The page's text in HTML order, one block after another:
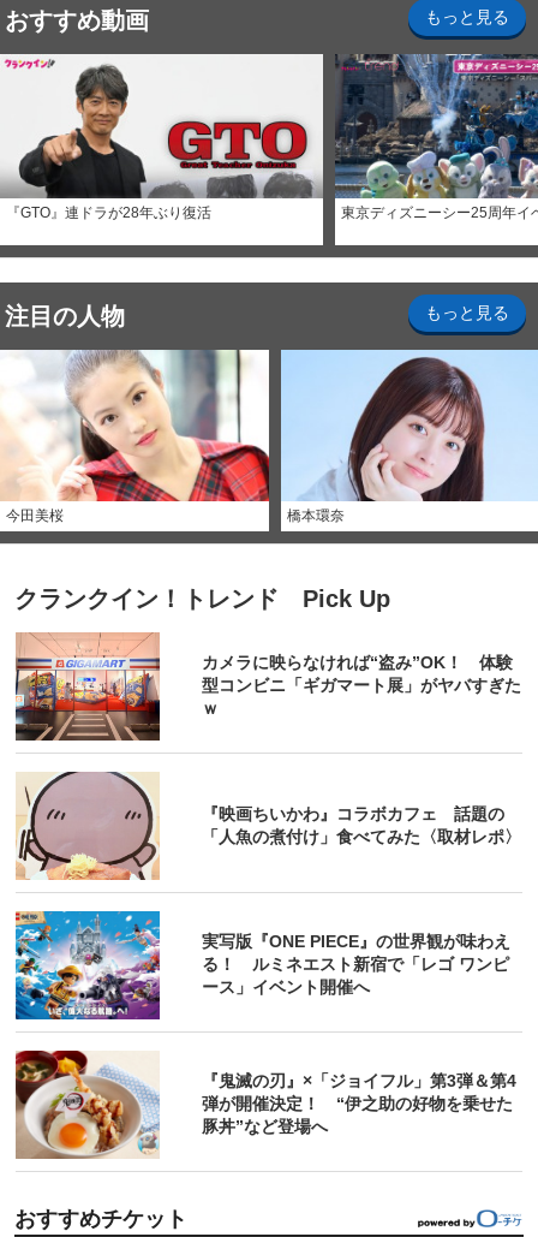
おすすめ動画 もっと見る
『GTO』連ドラが28年ぶり復活 東京ディズニーシー25周年イ
注目の人物 もっと見る
今田美桜 橋本環奈
クランクイン！トレンド Pick Up
カメラに映らなければ“盗み”OK！ 体験
型コンビニ「ギガマート展」がヤバすぎた
ｗ
『映画ちいかわ』コラボカフェ 話題の
「人魚の煮付け」食べてみた〈取材レポ〉
実写版『ONE PIECE』の世界観が味わえ
る！ ルミネエスト新宿で「レゴ ワンピ
ース」イベント開催へ
『鬼滅の刃』×「ジョイフル」第3弾＆第4
弾が開催決定！ “伊之助の好物を乗せた
豚丼”など登場へ
おすすめチケット